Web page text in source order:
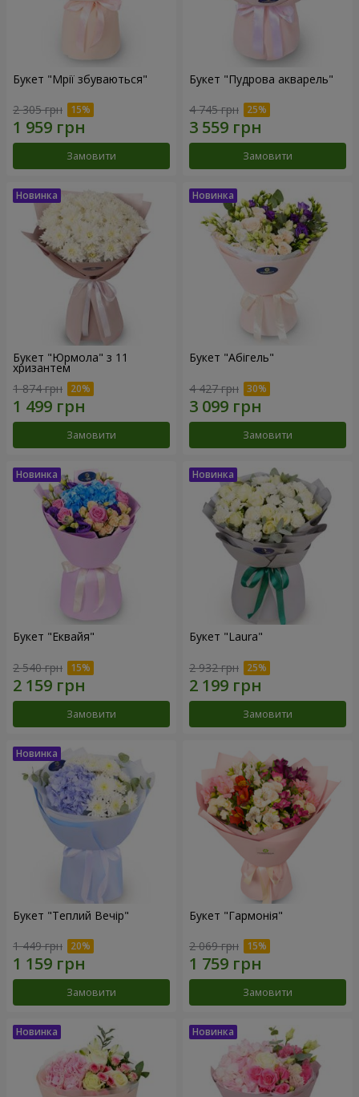
Букет "Мрії збуваються"
2 305 грн
Замовити
Букет "Пудрова акварель"
4 745 грн
Замовити
Букет "Юрмола" з 11
хризантем
1 874 грн
Замовити
Букет "Абігель"
4 427 грн
Замовити
Букет "Еквайя"
2 540 грн
Замовити
Букет "Laura"
2 932 грн
Замовити
Букет "Теплий Вечір"
1 449 грн
Замовити
Букет "Гармонія"
2 069 грн
Замовити